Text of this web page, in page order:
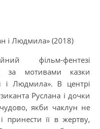
і Людмила» (2018)
фільм-фентезі
за мотивами казки
і Людмила». В центрі
Руслана і дочки
якби чаклун не
її в жертву,